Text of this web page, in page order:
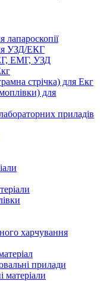
лапароскопії
УЗД/ЕКГ
ЕМГ, УЗД
стрічка) для Екг
для
приладів
харчування
прилади
матеріали